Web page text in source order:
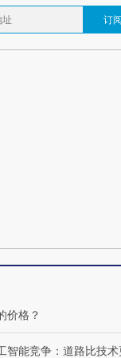
马航飞行员跨国走私7万
粒摇头丸 尿检体内含3种
订阅
价格？
智能竞争：道路比技